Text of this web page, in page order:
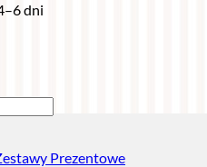
dni
Prezentowe